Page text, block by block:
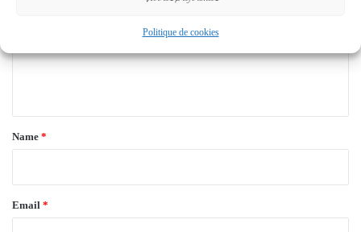
Politique de cookies
e
*
Name *
Email *